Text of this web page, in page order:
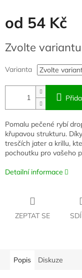
od 54 Kč
cena:
Zvolte variantu
Varianta
Pomalu pečené rybí
křupavou strukturu.
tresčích jater a krillu,
pochoutku pro vašeho
Detailní informace
ZEPTAT SE
Popis Diskuze